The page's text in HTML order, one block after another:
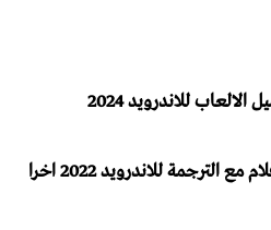
تحميل افضل برنامج لتحميل الالعاب للاندرويد 2024
افضل 5 برامج لمشاهدة الافلام مع الترجمة للاندرويد 2022 اخرا